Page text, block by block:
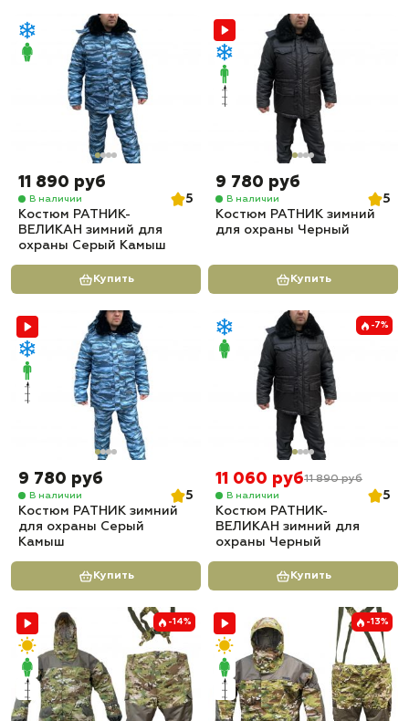
11 890 руб
В наличии
5
Костюм РАТНИК-
ВЕЛИКАН зимний для
охраны Серый Камыш
Купить
9 780 руб
В наличии
5
Костюм РАТНИК зимний
для охраны Черный
Купить
9 780 руб
В наличии
5
Костюм РАТНИК зимний
для охраны Серый
Камыш
Купить
-7%
11 060 руб11 890 руб
В наличии
5
Костюм РАТНИК-
ВЕЛИКАН зимний для
охраны Черный
Купить
-14% -13%